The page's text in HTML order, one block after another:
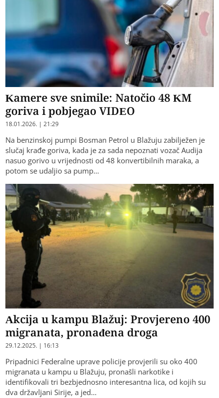
Kamere sve snimile: Natočio 48 KM
goriva i pobjegao VIDEO
18.01.2026. | 21:29
Na benzinskoj pumpi Bosman Petrol u Blažuju zabilježen je
slučaj krađe goriva, kada je za sada nepoznati vozač Audija
nasuo gorivo u vrijednosti od 48 konvertibilnih maraka, a
potom se udaljio sa pump…
Akcija u kampu Blažuj: Provjereno 400
migranata, pronađena droga
29.12.2025. | 16:13
Pripadnici Federalne uprave policije provjerili su oko 400
migranata u kampu u Blažuju, pronašli narkotike i
identifikovali tri bezbjednosno interesantna lica, od kojih su
dva državljani Sirije, a jed…